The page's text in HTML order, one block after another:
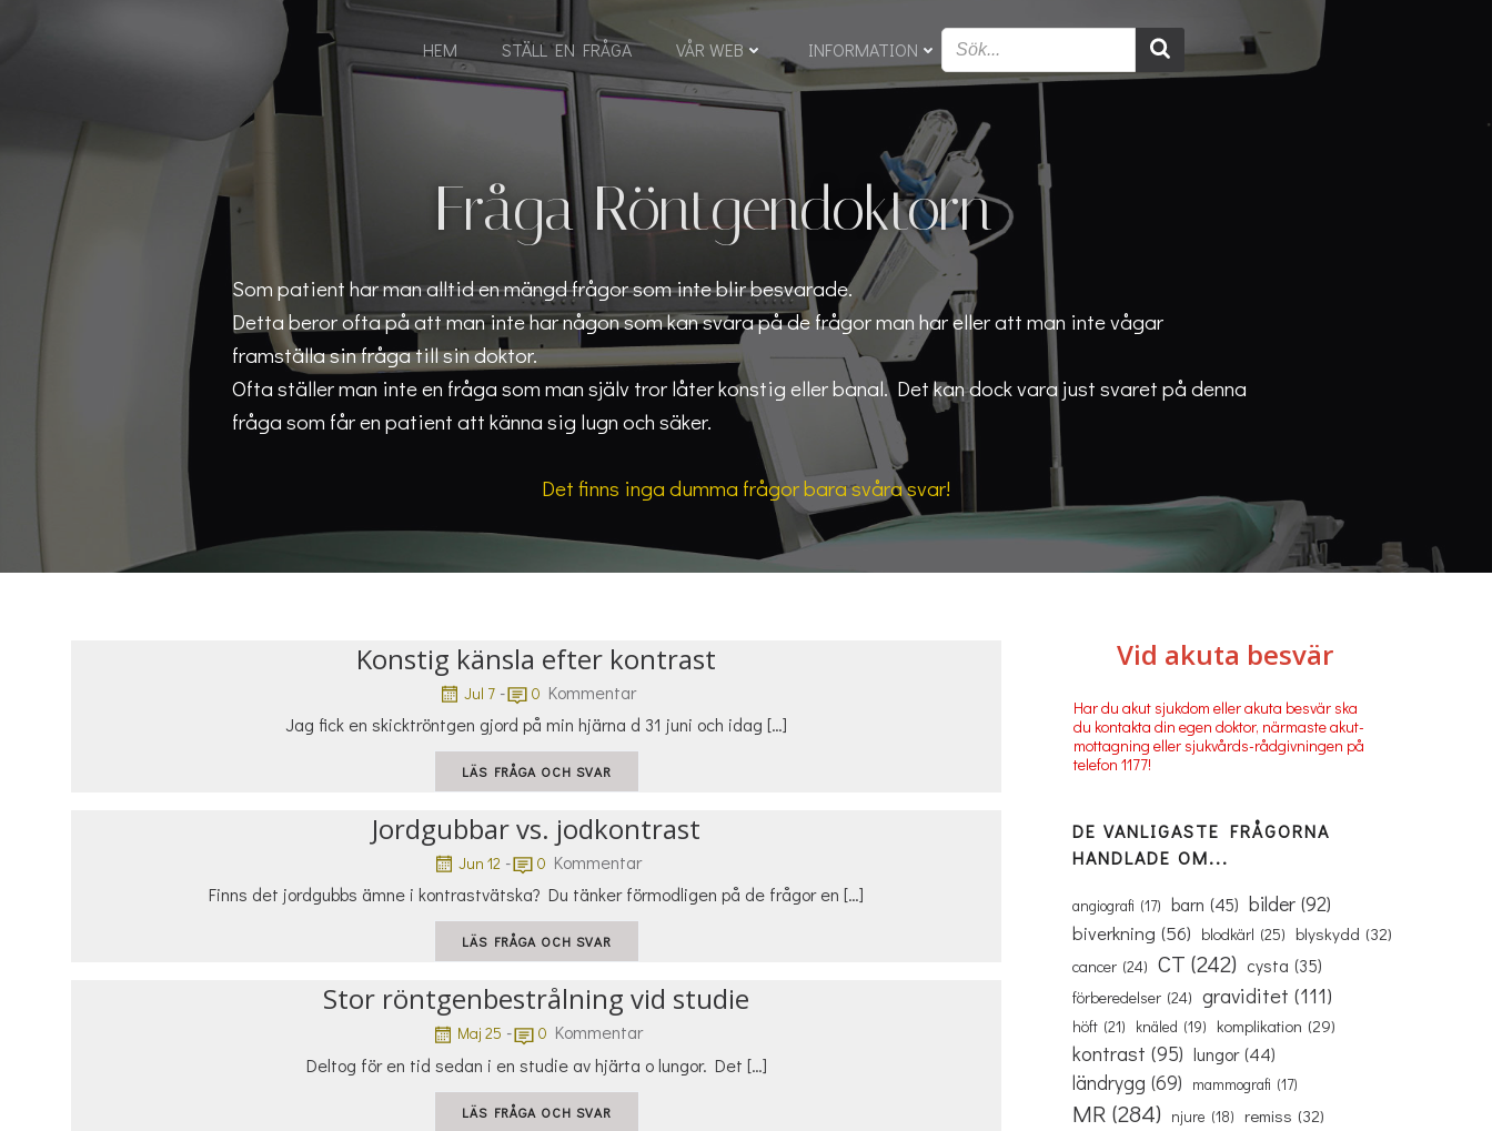
HEM STÄLL EN FRÅGA VÅR WEB INFORMATION
Fråga Röntgendoktorn
Som patient har man alltid en mängd frågor som inte blir besvarade.
Detta beror ofta på att man inte har någon som kan svara på de frågor man har eller att man inte vågar
framställa sin fråga till sin doktor.
Ofta ställer man inte en fråga som man själv tror låter konstig eller banal. Det kan dock vara just svaret på denna
fråga som får en patient att känna sig lugn och säker.
Det finns inga dumma frågor bara svåra svar!
Konstig känsla efter kontrast
Jul 7 - 0 Kommentar
Jag fick en skicktröntgen gjord på min hjärna d 31 juni och idag […]
LÄS FRÅGA OCH SVAR
Jordgubbar vs. jodkontrast
Jun 12 - 0 Kommentar
Finns det jordgubbs ämne i kontrastvätska? Du tänker förmodligen på de frågor en […]
LÄS FRÅGA OCH SVAR
Stor röntgenbestrålning vid studie
Maj 25 - 0 Kommentar
Deltog för en tid sedan i en studie av hjärta o lungor. Det […]
LÄS FRÅGA OCH SVAR
Vid akuta besvär
Har du akut sjukdom eller akuta besvär ska
du kontakta din egen doktor, närmaste akut-
mottagning eller sjukvårds-rådgivningen på
telefon 1177!
DE VANLIGASTE FRÅGORNA
HANDLADE OM...
angiografi (17) barn (45) bilder (92)
biverkning (56) blodkärl (25) blyskydd (32)
cancer (24) CT (242) cysta (35)
förberedelser (24) graviditet (111)
höft (21) knäled (19) komplikation (29)
kontrast (95) lungor (44)
ländrygg (69) mammografi (17)
MR (284) njure (18) remiss (32)